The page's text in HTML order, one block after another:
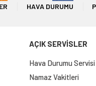
HAVA DURUMU
AÇIK SERVİSLER
Hava Durumu Servisi
Namaz Vakitleri